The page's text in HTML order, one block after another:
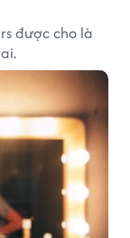
được cho là